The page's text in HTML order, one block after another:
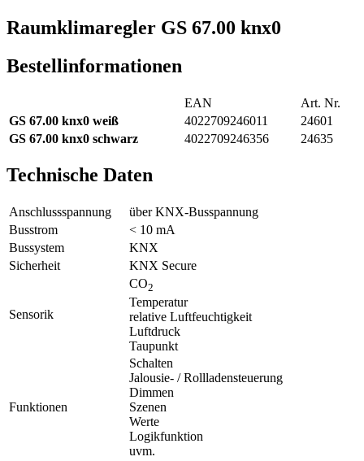
Raumklimaregler GS 67.00 knx0
Bestellinformationen
EAN
Art. Nr.
GS 67.00 knx0 weiß
4022709246011
24601
GS 67.00 knx0 schwarz 4022709246356 24635
Technische Daten
Anschlussspannung
über KNX-Busspannung
Busstrom
< 10 mA
Bussystem
KNX
Sicherheit
KNX Secure
Sensorik
CO2
Temperatur
relative Luftfeuchtigkeit
Luftdruck
Taupunkt
Funktionen
Schalten
Jalousie- / Rollladensteuerung
Dimmen
Szenen
Werte
Logikfunktion
uvm.